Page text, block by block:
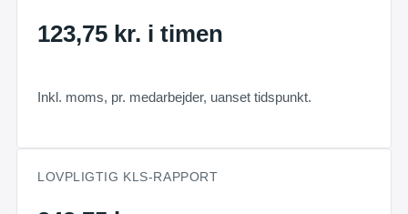
123,75 kr. i timen
Inkl. moms, pr. medarbejder, uanset tidspunkt.
LOVPLIGTIG KLS-RAPPORT